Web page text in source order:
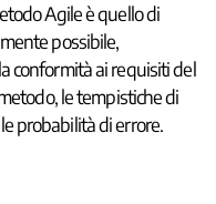
Agile è quello di
possibile,
conformità ai requisiti del
le tempistiche di
probabilità di errore.